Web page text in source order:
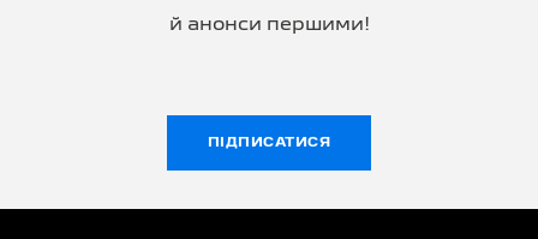
й анонси першими!
ПІДПИСАТИСЯ